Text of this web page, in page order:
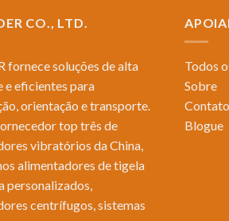
CO., LTD.
fornece soluções de alta
e eficientes para
orientação e transporte.
top três de
vibratórios da China,
alimentadores de tigela
personalizados,
centrífugos, sistemas
Todos
Sobre
Contato
Blogue